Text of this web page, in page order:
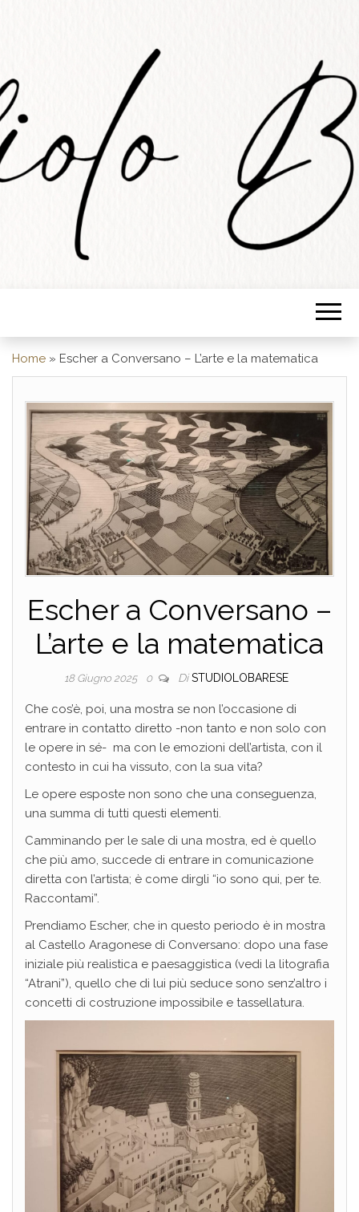
STUDIOLO
BARESE
Home » Escher a Conversano – L’arte e la matematica
Escher a Conversano –
L’arte e la matematica
18 Giugno 2025 0 Di STUDIOLOBARESE
Che cos’è, poi, una mostra se non l’occasione di
entrare in contatto diretto -non tanto e non solo con
le opere in sé- ma con le emozioni dell’artista, con il
contesto in cui ha vissuto, con la sua vita?
Le opere esposte non sono che una conseguenza,
una summa di tutti questi elementi.
Camminando per le sale di una mostra, ed è quello
che più amo, succede di entrare in comunicazione
diretta con l’artista; è come dirgli “io sono qui, per te.
Raccontami”.
Prendiamo Escher, che in questo periodo è in mostra
al Castello Aragonese di Conversano: dopo una fase
iniziale più realistica e paesaggistica (vedi la litografia
“Atrani”), quello che di lui più seduce sono senz’altro i
concetti di costruzione impossibile e tassellatura.